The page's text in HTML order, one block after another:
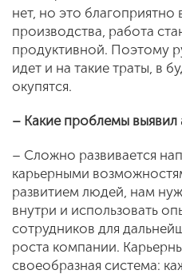
нет, но это благоприятно
производства, работа
продуктивной. Поэтому
идет и на такие траты, в
окупятся.
– Какие проблемы выявил
– Сложно развивается
карьерными
развитием людей, нам
внутри и использовать
сотрудников для
роста компании.
своеобразная система: